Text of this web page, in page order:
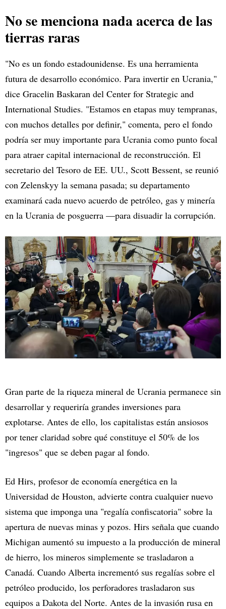
No se menciona nada acerca de las
tierras raras
"No es un fondo estadounidense. Es una herramienta
futura de desarrollo económico. Para invertir en Ucrania,"
dice Gracelin Baskaran del Center for Strategic and
International Studies. "Estamos en etapas muy tempranas,
con muchos detalles por definir," comenta, pero el fondo
podría ser muy importante para Ucrania como punto focal
para atraer capital internacional de reconstrucción. El
secretario del Tesoro de EE. UU., Scott Bessent, se reunió
con Zelenskyy la semana pasada; su departamento
examinará cada nuevo acuerdo de petróleo, gas y minería
en la Ucrania de posguerra —para disuadir la corrupción.
Gran parte de la riqueza mineral de Ucrania permanece sin
desarrollar y requeriría grandes inversiones para
explotarse. Antes de ello, los capitalistas están ansiosos
por tener claridad sobre qué constituye el 50% de los
"ingresos" que se deben pagar al fondo.
Ed Hirs, profesor de economía energética en la
Universidad de Houston, advierte contra cualquier nuevo
sistema que imponga una "regalía confiscatoria" sobre la
apertura de nuevas minas y pozos. Hirs señala que cuando
Michigan aumentó su impuesto a la producción de mineral
de hierro, los mineros simplemente se trasladaron a
Canadá. Cuando Alberta incrementó sus regalías sobre el
petróleo producido, los perforadores trasladaron sus
equipos a Dakota del Norte. Antes de la invasión rusa en